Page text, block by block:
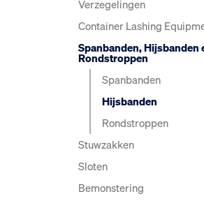
Verzegelingen
Container Lashing
Spanbanden, Hijsbanden
Rondstroppen
Spanbanden
Hijsbanden
Rondstroppen
Stuwzakken
Sloten
Bemonstering